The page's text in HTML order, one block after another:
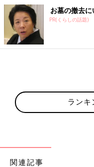
お墓の撤去
PR(くらしの話題)
ランキ
関連記事